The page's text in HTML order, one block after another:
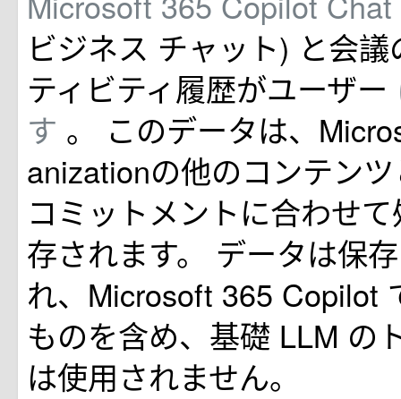
ビジネス チャット) と会
ティビティ履歴がユーザー
す 。 このデータは、
anizationの他のコンテン
コミットメントに合わせ
存されます。 データは保
れ、Microsoft 365 Copilot
ものを含め、基礎 LLM の
は使用されません。